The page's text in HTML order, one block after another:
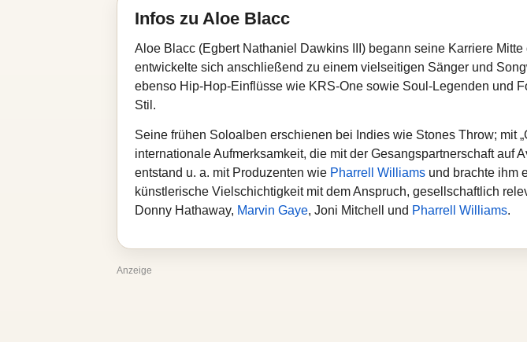
Infos zu Aloe Blacc
Aloe Blacc (Egbert Nathaniel Dawkins III) begann seine Karriere
entwickelte sich anschließend zu einem vielseitigen Sänger und
ebenso Hip‑Hop‑Einflüsse wie KRS‑One sowie Soul‑Legenden und
Stil.
Seine frühen Soloalben erschienen bei Indies wie Stones Throw; mit
internationale Aufmerksamkeit, die mit der Gesangspartnerschaft auf
entstand u. a. mit Produzenten wie Pharrell Williams und brachte ihm
künstlerische Vielschichtigkeit mit dem Anspruch, gesellschaftlich
Donny Hathaway, Marvin Gaye, Joni Mitchell und Pharrell Williams.
Anzeige